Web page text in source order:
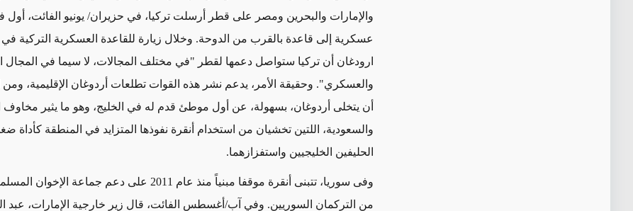
والإمارات والبحرين ومصر على قطر أرسلت تركيا، في حزيران/ يونيو الفائت، أول
عسكرية إلى قاعدة بالقرب من الدوحة. وخلال زيارة للقاعدة العسكرية التركية
ارودغان أن تركيا ستواصل دعمها لقطر "في مختلف المجالات، لا سيما في المجال
والعسكري". وحقيقة الأمر، يدعم نشر هذه القوات تطلعات أردوغان الإقليمية، ومن
أن يتخلى أردوغان، بسهولة، عن أول موطئ قدم له في الخليج، وهو ما يثير مخاوف
والسعودية، اللتين تخشيان من استخدام أنقرة نفوذها المتزايد في المنطقة كأداة
الحليفين الخليجيين واستفزازهما.
وفى سوريا، تتبنى أنقرة موقفا مبنياً منذ عام 2011 على دعم جماعة
من التركمان السوريين. وفي آب/أغسطس الفائت، قال زير خارجية الإمارات، عبد